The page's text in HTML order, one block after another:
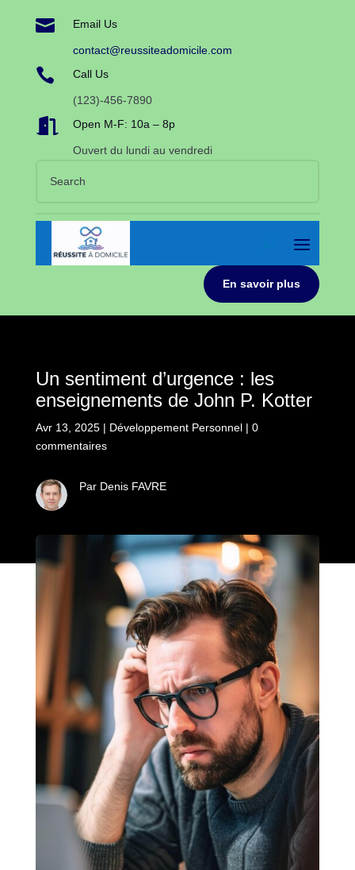
 Email Us
contact@reussiteadomicile.com
 Call Us
(123)-456-7890
 Open M-F: 10a – 8p
Ouvert du lundi au vendredi
En savoir plus
Un sentiment d’urgence : les
enseignements de John P. Kotter
Avr 13, 2025| Développement Personnel| 0
commentaires
Par Denis FAVRE